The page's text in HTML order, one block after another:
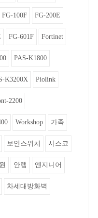
FG-100F FG-200E
FG-601F Fortinet
PAS-K1800
K3200X Piolink
2200
Workshop 가족
보안스위치 시스코
안랩 엔지니어
차세대방화벽